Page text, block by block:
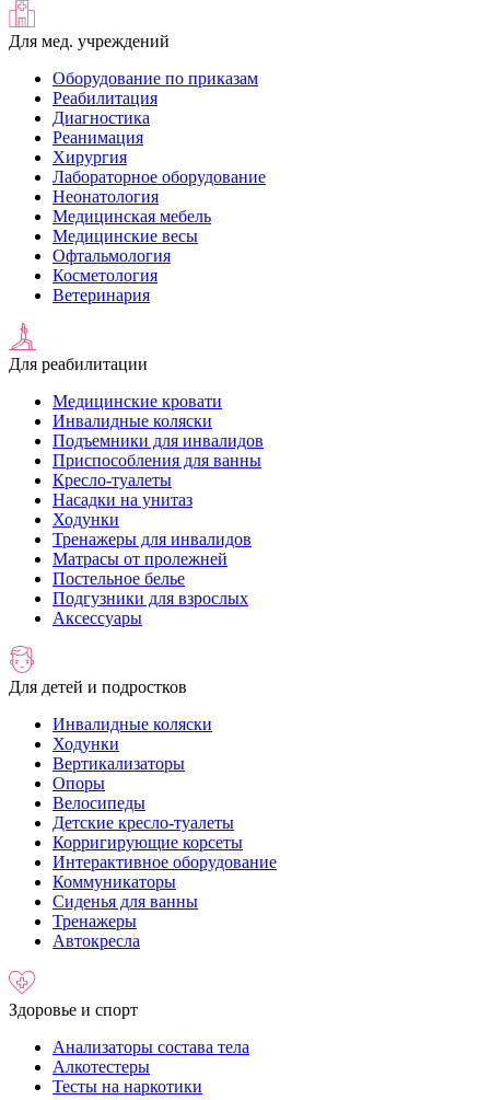
Для мед. учреждений
Оборудование по приказам
Реабилитация
Диагностика
Реанимация
Хирургия
Лабораторное оборудование
Неонатология
Медицинская мебель
Медицинские весы
Офтальмология
Косметология
Ветеринария
Для реабилитации
Медицинские кровати
Инвалидные коляски
Подъемники для инвалидов
Приспособления для ванны
Кресло-туалеты
Насадки на унитаз
Ходунки
Тренажеры для инвалидов
Матрасы от пролежней
Постельное белье
Подгузники для взрослых
Аксессуары
Для детей и подростков
Инвалидные коляски
Ходунки
Вертикализаторы
Опоры
Велосипеды
Детские кресло-туалеты
Корригирующие корсеты
Интерактивное оборудование
Коммуникаторы
Сиденья для ванны
Тренажеры
Автокресла
Здоровье и спорт
Анализаторы состава тела
Алкотестеры
Тесты на наркотики